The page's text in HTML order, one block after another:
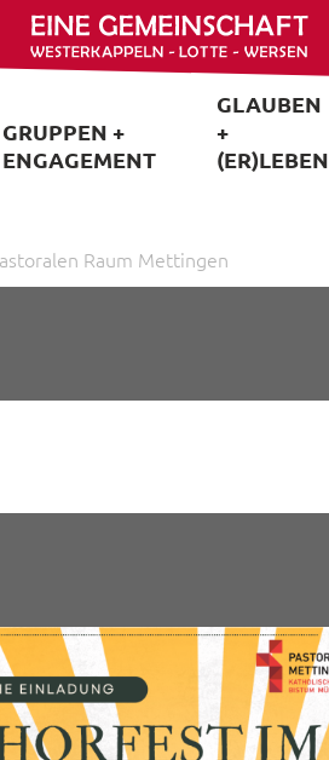
GRUPPEN +
ENGAGEMENT
GLAUBEN
+
(ER)LEBEN
Raum Mettingen